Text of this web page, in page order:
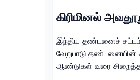
கிரிமினல்
இந்திய தண்டனைச் சட்டம்
வேறுபாடு தண்டனையின்
ஆண்டுகள் வரை